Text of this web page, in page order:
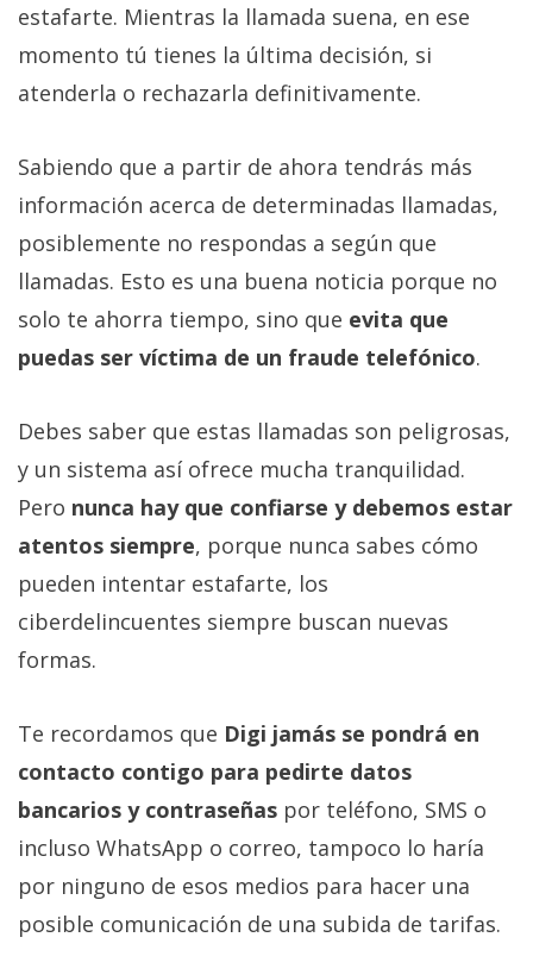
estafarte. Mientras la llamada suena, en ese
momento tú tienes la última decisión, si
atenderla o rechazarla definitivamente.
Sabiendo que a partir de ahora tendrás más
información acerca de determinadas llamadas,
posiblemente no respondas a según que
llamadas. Esto es una buena noticia porque no
solo te ahorra tiempo, sino que evita que
puedas ser víctima de un fraude telefónico.
Debes saber que estas llamadas son peligrosas,
y un sistema así ofrece mucha tranquilidad.
Pero nunca hay que confiarse y debemos estar
atentos siempre, porque nunca sabes cómo
pueden intentar estafarte, los
ciberdelincuentes siempre buscan nuevas
formas.
Te recordamos que Digi jamás se pondrá en
contacto contigo para pedirte datos
bancarios y contraseñas por teléfono, SMS o
incluso WhatsApp o correo, tampoco lo haría
por ninguno de esos medios para hacer una
posible comunicación de una subida de tarifas.